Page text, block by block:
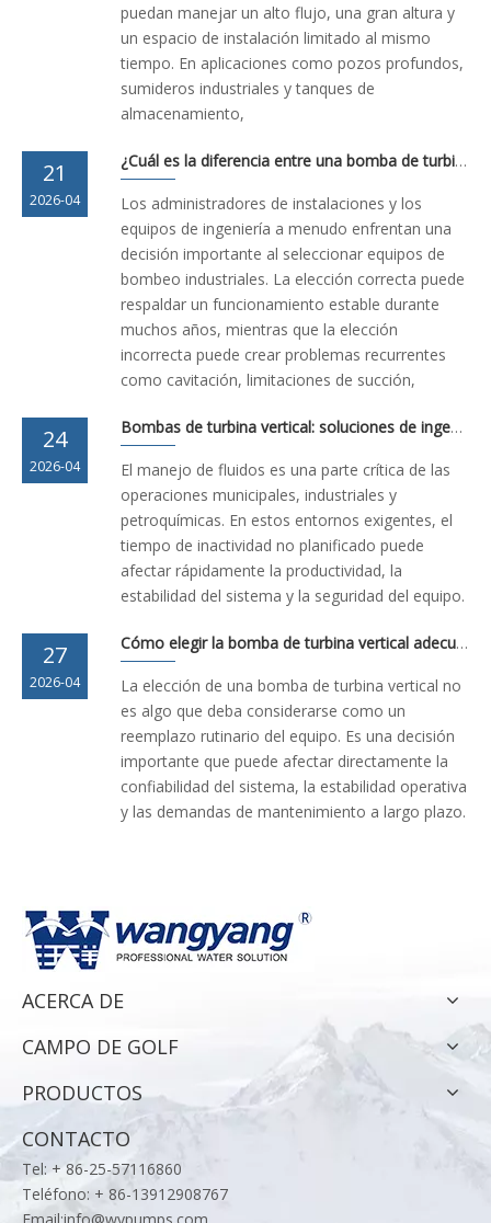
puedan manejar un alto flujo, una gran altura y
un espacio de instalación limitado al mismo
tiempo. En aplicaciones como pozos profundos,
sumideros industriales y tanques de
almacenamiento,
21
2026-04
¿Cuál es la diferencia entre una bomba de turbina vertical y una bomba centrífuga?
Los administradores de instalaciones y los
equipos de ingeniería a menudo enfrentan una
decisión importante al seleccionar equipos de
bombeo industriales. La elección correcta puede
respaldar un funcionamiento estable durante
muchos años, mientras que la elección
incorrecta puede crear problemas recurrentes
como cavitación, limitaciones de succión,
24
2026-04
Bombas de turbina vertical: soluciones de ingeniería avanzadas garantizan un rendimiento confiable
El manejo de fluidos es una parte crítica de las
operaciones municipales, industriales y
petroquímicas. En estos entornos exigentes, el
tiempo de inactividad no planificado puede
afectar rápidamente la productividad, la
estabilidad del sistema y la seguridad del equipo.
27
2026-04
Cómo elegir la bomba de turbina vertical adecuada para su aplicación
La elección de una bomba de turbina vertical no
es algo que deba considerarse como un
reemplazo rutinario del equipo. Es una decisión
importante que puede afectar directamente la
confiabilidad del sistema, la estabilidad operativa
y las demandas de mantenimiento a largo plazo.
ACERCA DE
CAMPO DE GOLF
PRODUCTOS
CONTACTO
Tel: + 86-25-57116860
Teléfono: + 86-13912908767